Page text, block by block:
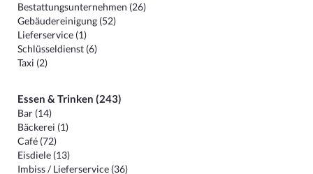
Bestattungsunternehmen (26)
Gebäudereinigung (52)
Lieferservice (1)
Schlüsseldienst (6)
Taxi (2)
Essen & Trinken (243)
Bar (14)
Bäckerei (1)
Café (72)
Eisdiele (13)
Imbiss / Lieferservice (36)